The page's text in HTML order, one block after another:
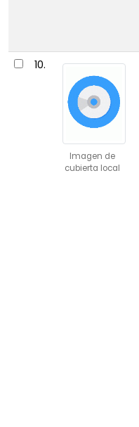
10.
Imagen de
cubierta local